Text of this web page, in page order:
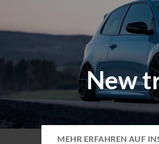
New
MEHR ERFAHREN AUF